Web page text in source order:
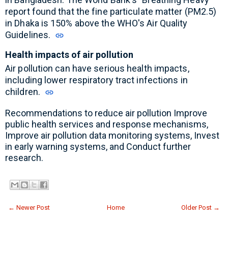
report found that the fine particulate matter (PM2.5)
in Dhaka is 150% above the WHO's Air Quality
Guidelines.
Health impacts of air pollution
Air pollution can have serious health impacts,
including lower respiratory tract infections in
children.
Recommendations to reduce air pollution Improve
public health services and response mechanisms,
Improve air pollution data monitoring systems, Invest
in early warning systems, and Conduct further
research.
← Newer Post Older Post →
Home